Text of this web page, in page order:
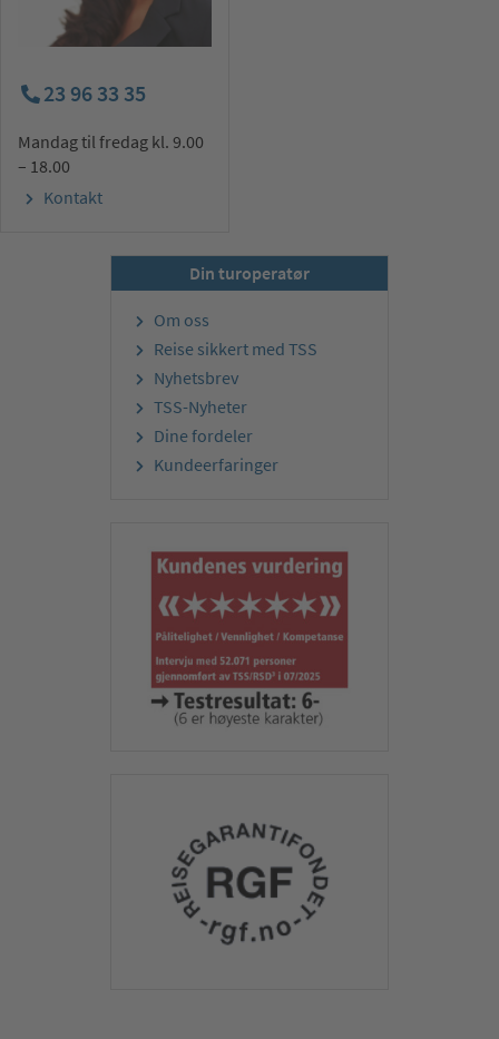
23 96 33 35
Mandag til fredag kl. 9.00
– 18.00
Kontakt
Din turoperatør
Om oss
Reise sikkert med TSS
Nyhetsbrev
TSS-Nyheter
Dine fordeler
Kundeerfaringer